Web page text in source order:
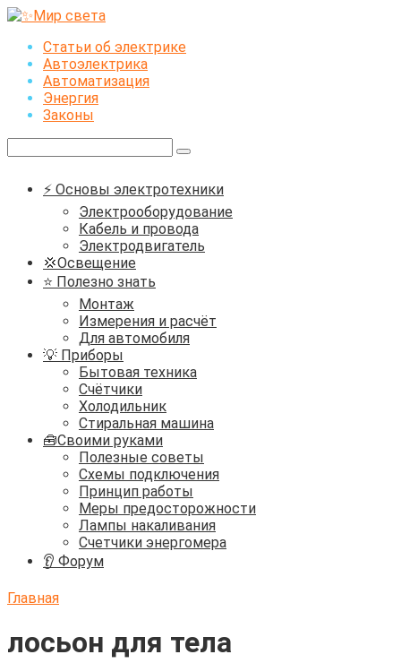
Перейти
контентуСтатьи об электрике
Автоэлектрика
Автоматизация
Энергия
Законы
⚡ Основы электротехники
Электрооборудование
Кабель и провода
Электродвигатель
💢Освещение
⭐ Полезно знать
Монтаж
Измерения и расчёт
Для автомобиля
💡 Приборы
Бытовая техника
Счётчики
Холодильник
Стиральная машина
🧰Своими руками
Полезные советы
Схемы подключения
Принцип работы
Меры предосторожности
Лампы накаливания
Счетчики энергомера
👂 Форум
Главная
лосьон для тела